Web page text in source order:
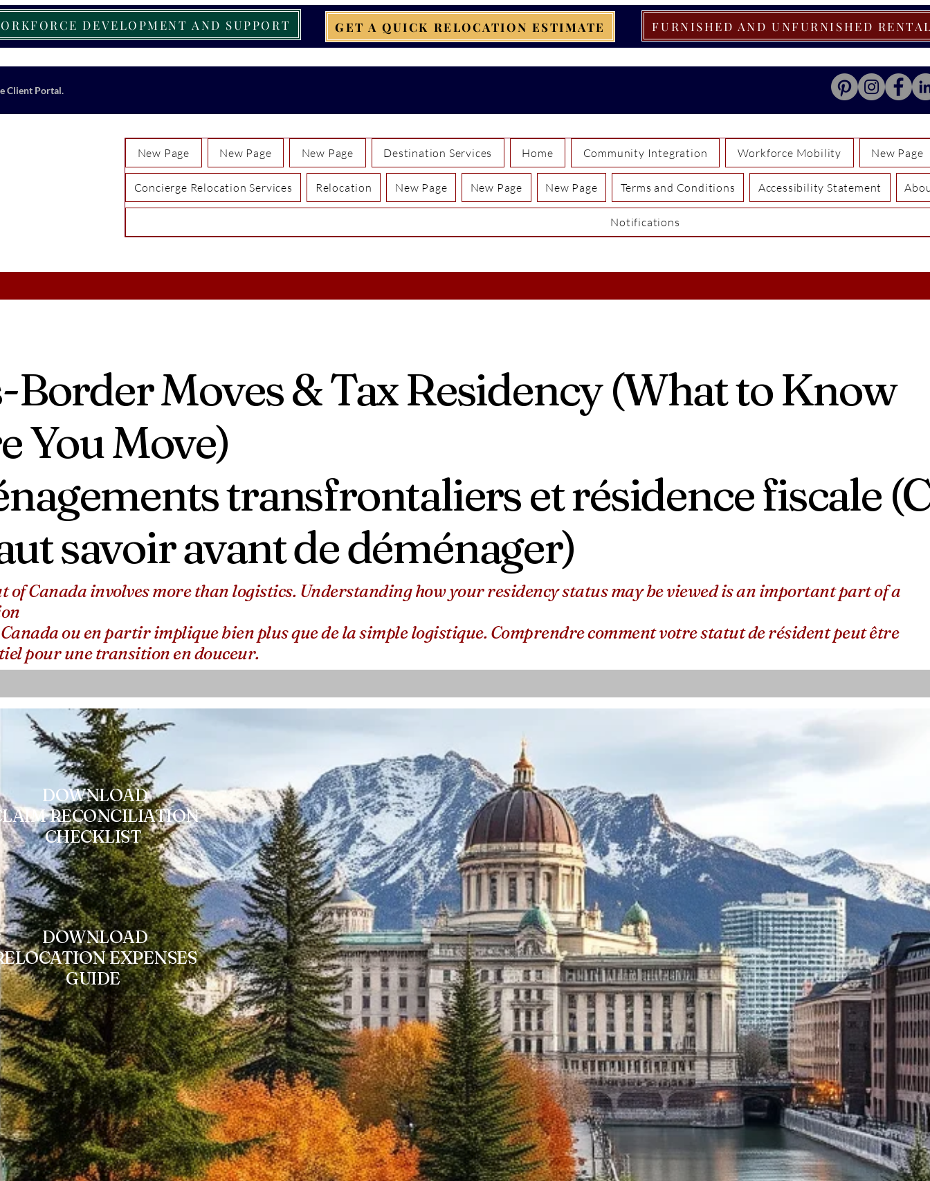
DEVELOPMENT AND SUPPORT GET A QUICK RELOCATION ESTIMATE FURNISHED AND UNFURNISHED
Client Portal.
New Page New Page New Page Destination Services Home Community Integration Workforce Mobility New Page
Concierge Relocation Services Relocation New Page New Page New Page Terms and Conditions Accessibility Statement
Notifications
Border Moves & Tax Residency (What to Know
You Move)
transfrontaliers et résidence fiscale
savoir avant de déménager)
of Canada involves more than logistics. Understanding how your residency status may be viewed is an important part of a
ou en partir implique bien plus que de la simple logistique. Comprendre comment votre statut de résident peut être
pour une transition en douceur.
DOWNLOAD
RECONCILIATION
CHECKLIST
DOWNLOAD
EXPENSES
GUIDE